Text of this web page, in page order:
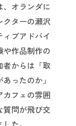
、オランダに
クターの瀬沢
ィブアドバイ
や作品制作の
者からは「取
ったのか」
カフェの雰囲
質問が飛び交